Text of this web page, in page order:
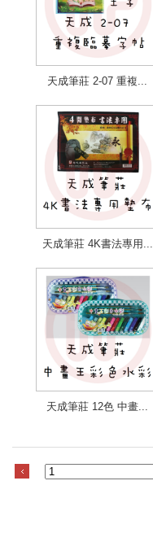
天成筆莊 2-07 重複...
天成筆莊 4K書法專用...
天成筆莊 12色 中畫...